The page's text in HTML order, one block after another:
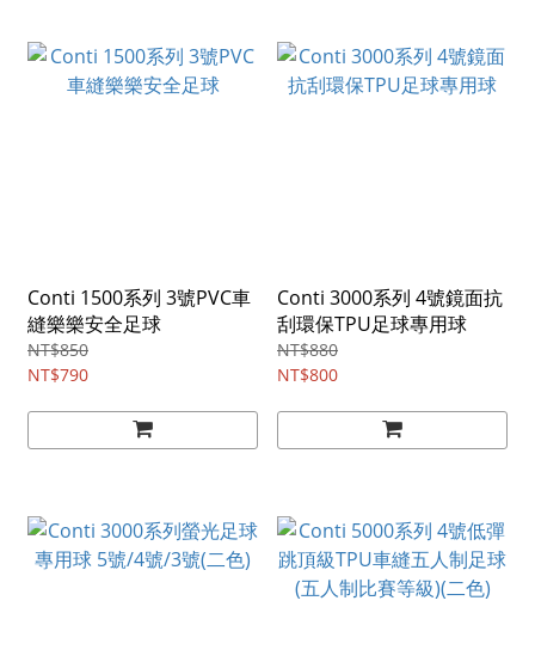
Conti 1500系列 3號PVC車
縫樂樂安全足球
NT$850
NT$790
Conti 3000系列 4號鏡面抗
刮環保TPU足球專用球
NT$880
NT$800